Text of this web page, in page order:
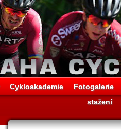
Cykloakademie
Fotogalerie
stažení